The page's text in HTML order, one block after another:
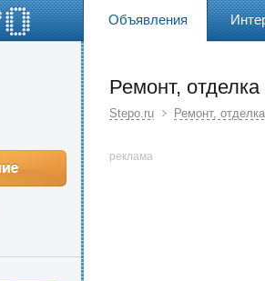
Объявления
Ремонт, отделка
Stepo.ru Ремонт, отделка
реклама